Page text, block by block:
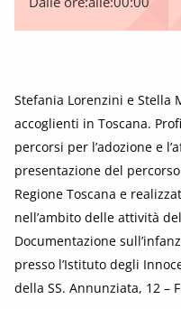
Stefania Lorenzini e Stella
accoglienti in Toscana.
percorsi per l’adozione e
presentazione del
Regione Toscana e
nell’ambito delle attività
Documentazione
presso l’Istituto degli
della SS. Annunziata, 12 –